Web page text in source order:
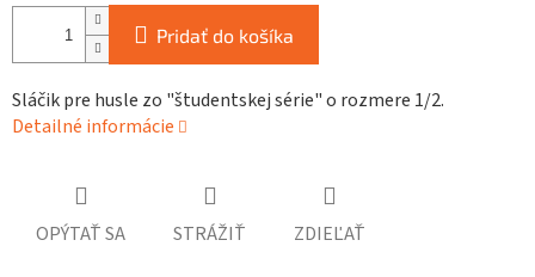
Pridať do košíka
Sláčik pre husle zo "študentskej série" o rozmere 1/2.
Detailné informácie
OPÝTAŤ SA STRÁŽIŤ ZDIEĽAŤ